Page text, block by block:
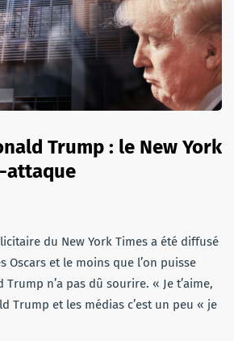
Trump : le New York
attaque
du New York Times a été diffusé
Oscars et le moins que l’on puisse
Trump n’a pas dû sourire. « Je t’aime,
Trump et les médias c’est un peu « je